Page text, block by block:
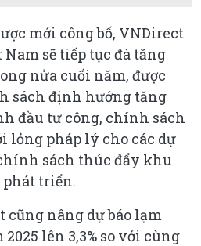
mới công bố, VNDirect
sẽ tiếp tục đà tăng
nửa cuối năm, được
sách định hướng tăng
đầu tư công, chính sách
lỏng pháp lý cho các dự
sách thúc đẩy khu
triển.
nâng dự báo lạm
lên 3,3% so với cùng